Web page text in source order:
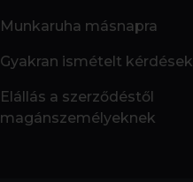
Munkaruha másnapra
Gyakran ismételt kérdések
Elállás a szerződéstől
magánszemélyeknek